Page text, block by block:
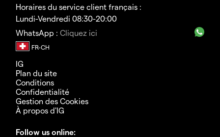
Horaires du service client français :
Lundi-Vendredi 08:30-20:00
WhatsApp : Cliquez ici
IG
Plan du site
Conditions
Confidentialité
Gestion des Cookies
À propos d'IG
Follow us online: